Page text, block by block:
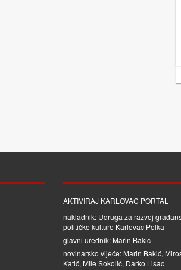
AKTIVIRAJ KARLOVAC PORTAL
nakladnik: Udruga za razvoj
političke kulture Karlovac Polka
glavni urednik: Marin Bakić
novinarsko vijeće: Marin Bakić,
Katić, Mile Sokolić, Darko Lisac